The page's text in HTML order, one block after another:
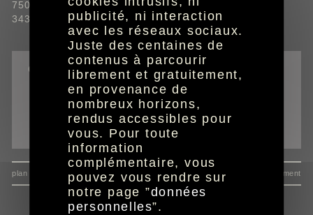
75015 Paris.
343 059 564 RCS Paris.
outils
recevoir l'édition adaptée
imprimer la page
envoyer à un ami
plan du site données personnelles mentions consentement
publicité, ni interaction
avec les réseaux sociaux.
Juste des centaines de
contenus à parcourir
librement et gratuitement,
en provenance de
nombreux horizons,
rendus accessibles pour
vous. Pour toute
information
complémentaire, vous
pouvez vous rendre sur
notre page ”données
personnelles”.